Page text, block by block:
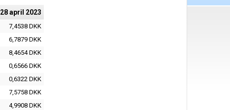
28 april 2023
7,4538 DKK
6,7879 DKK
8,4654 DKK
0,6566 DKK
0,6322 DKK
7,5758 DKK
4,9908 DKK